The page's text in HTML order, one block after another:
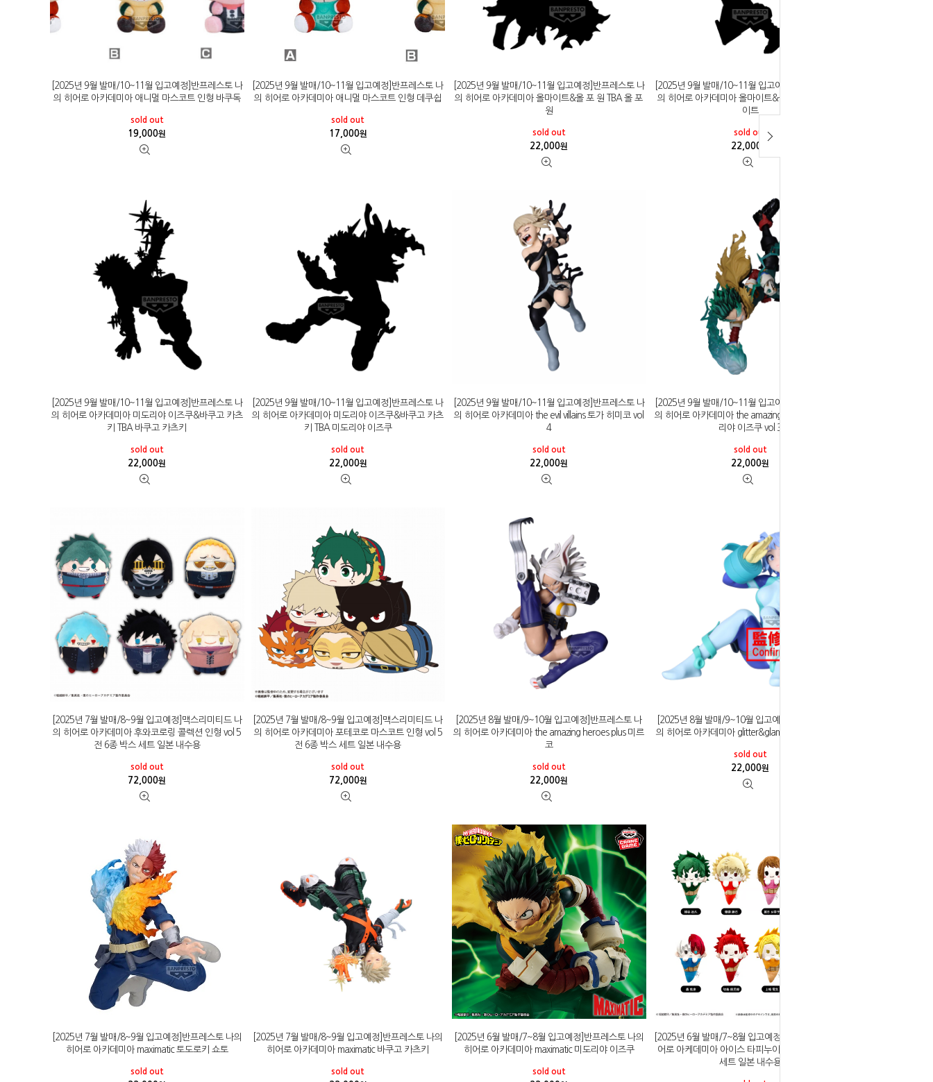
[2025년 9월 발매/10~11월 입고예정]반프레스토 나
의 히어로 아카데미아 애니멀 마스코트 인형 바쿠독
sold out
19,000원
[2025년 9월 발매/10~11월 입고예정]반프레스토 나
의 히어로 아카데미아 애니멀 마스코트 인형 데쿠쉽
sold out
17,000원
[2025년 9월 발매/10~11월 입고예정]반프레스토 나
의 히어로 아카데미아 올마이트&올 포 원 TBA 올 포
원
sold out
22,000원
[2025년 9월 발매/10~11월 입고예정]반프레스토 나
의 히어로 아카데미아 올마이트&올 포 원 TBA 올마
이트
sold out
22,000
[2025년 9월 발매/10~11월 입고예정]반프레스토 나
의 히어로 아카데미아 미도리야 이즈쿠&바쿠고 카츠
키 TBA 바쿠고 카츠키
sold out
22,000원
[2025년 9월 발매/10~11월 입고예정]반프레스토 나
의 히어로 아카데미아 미도리야 이즈쿠&바쿠고 카츠
키 TBA 미도리야 이즈쿠
sold out
22,000원
[2025년 9월 발매/10~11월 입고예정]반프레스토 나
의 히어로 아카데미아 the evil villains 토가 히미코 vol
4
sold out
22,000원
[2025년 9월 발매/10~11월 입고예정]반프레스토 나
의 히어로 아카데미아 the amazing heroes plus 미도
리야 이즈쿠 vol 3
sold out
22,000원
[2025년 7월 발매/8~9월 입고예정]맥스리미티드 나
의 히어로 아카데미아 후와코로링 콜렉션 인형 vol 5
전 6종 박스 세트 일본 내수용
sold out
72,000원
[2025년 7월 발매/8~9월 입고예정]맥스리미티드 나
의 히어로 아카데미아 포테코로 마스코트 인형 vol 5
전 6종 박스 세트 일본 내수용
sold out
72,000원
[2025년 8월 발매/9~10월 입고예정]반프레스토 나
의 히어로 아카데미아 the amazing heroes plus 미르
코
sold out
22,000원
[2025년 8월 발매/9~10월 입고예정]반프레스토 나
의 히어로 아카데미아 glitter&glamours 하도 네지레
sold out
22,000원
[2025년 7월 발매/8~9월 입고예정]반프레스토 나의
히어로 아카데미아 maximatic 토도로키 쇼토
sold out
[2025년 7월 발매/8~9월 입고예정]반프레스토 나의
히어로 아카데미아 maximatic 바쿠고 카츠키
sold out
[2025년 6월 발매/7~8월 입고예정]반프레스토 나의
히어로 아카데미아 maximatic 미도리야 이즈쿠
sold out
[2025년 6월 발매/7~8월 입고예정]타피오카 나의 히
어로 아케데미아 아이스 타피누이 인형 전 8종 박스
세트 일본 내수용